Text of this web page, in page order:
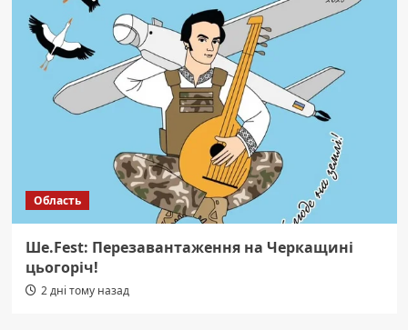
Область
Ше.Fest: Перезавантаження на Черкащині
цьогоріч!
2 дні тому назад